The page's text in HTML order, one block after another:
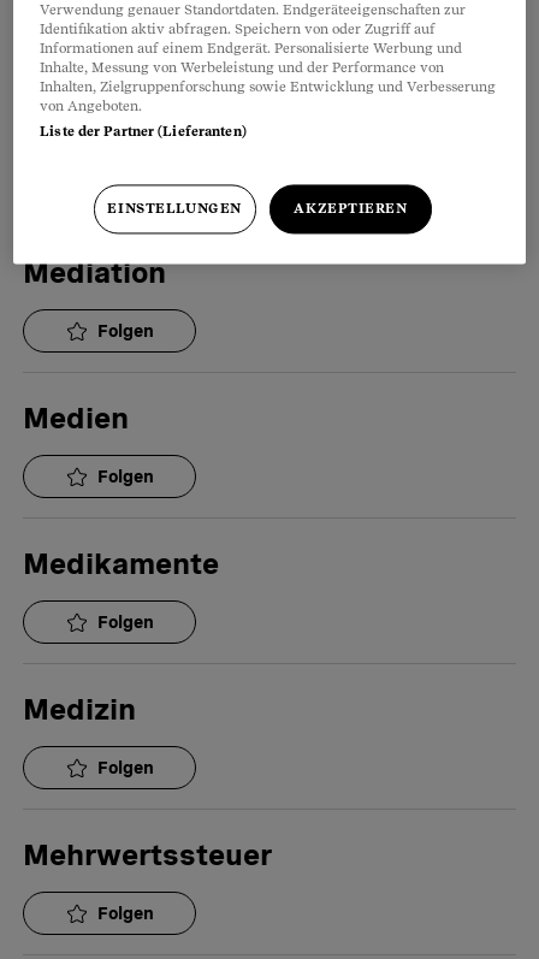
Folgen
Master
Folgen
Mediation
Folgen
Medien
Folgen
Medikamente
Folgen
Medizin
Folgen
Mehrwertssteuer
Folgen
Verwendung genauer Standortdaten. Endgeräteeigenschaften zur
Identifikation aktiv abfragen. Speichern von oder Zugriff auf
Informationen auf einem Endgerät. Personalisierte Werbung und
Inhalte, Messung von Werbeleistung und der Performance von
Inhalten, Zielgruppenforschung sowie Entwicklung und Verbesserung
von Angeboten.
Liste der Partner (Lieferanten)
EINSTELLUNGEN AKZEPTIEREN